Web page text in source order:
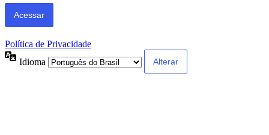
Política de Privacidade
Idioma